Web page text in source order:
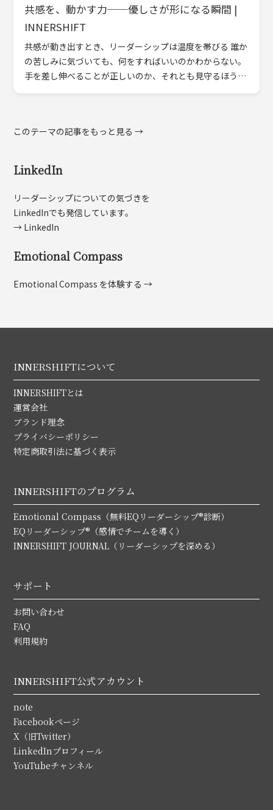
共感を、動かす力──優しさが形になる瞬間 |
INNERSHIFT
共感が動き出すとき、リーダーシップは温度を帯びる 誰か
の苦しみに気づいても、何をすればいいのかわからない。
手を差し伸べることが正しいのか、それとも見守るほうが
このテーマの記事をもっと見る →
LinkedIn
リーダーシップについての気づきを
LinkedInでも発信しています。
→ LinkedIn
Emotional Compass
Emotional Compass を体験する →
INNERSHIFTについて
INNERSHIFTとは
運営会社
ブランド理念
プライバシーポリシー
特定商取引法に基づく表示
INNERSHIFTのプログラム
Emotional Compass（無料EQリーダーシップ®診断）
EQリーダーシップ®（感情でチームを導く）
INNERSHIFT JOURNAL（リーダーシップを深める）
サポート
お問い合わせ
FAQ
利用規約
INNERSHIFT公式アカウント
note
Facebookページ
X（旧Twitter）
LinkedInプロフィール
YouTubeチャンネル